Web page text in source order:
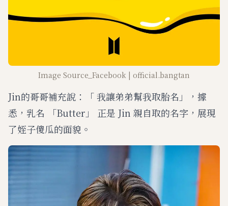
Image Source_Facebook | official.bangtan
Jin的哥哥補充說：「 我讓弟弟幫我取胎名」，據
悉，乳名 「Butter」 正是 Jin 親自取的名字，展現
了姪子傻瓜的面貌。